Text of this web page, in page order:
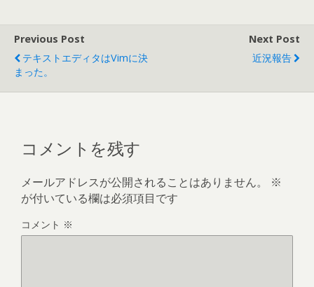
Previous Post
テキストエディタはvimに決
まった。
Next Post
近況報告
コメントを残す
メールアドレスが公開されることはありません。
※
が付いている欄は必須項目です
コメント ※